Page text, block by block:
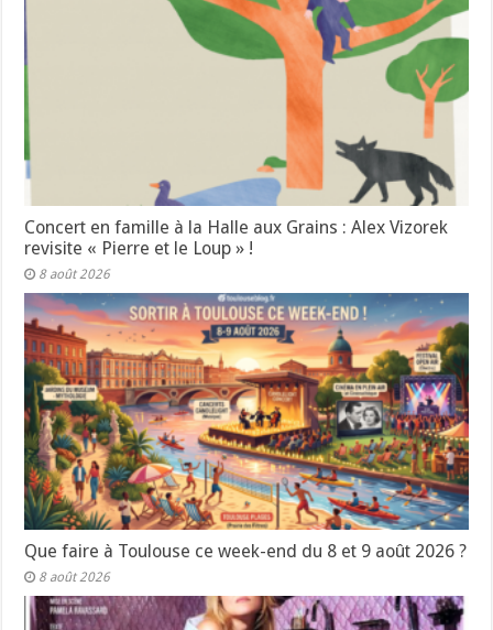
Concert en famille à la Halle aux Grains : Alex Vizorek
revisite « Pierre et le Loup » !
8 août 2026
Que faire à Toulouse ce week-end du 8 et 9 août 2026 ?
8 août 2026